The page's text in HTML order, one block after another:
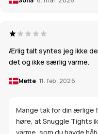
Ærlig talt syntes jeg ikke
det og ikke særlig varme.
Mette 11. feb. 2026
Mange tak for din ærlige
høre, at Snuggle Tights